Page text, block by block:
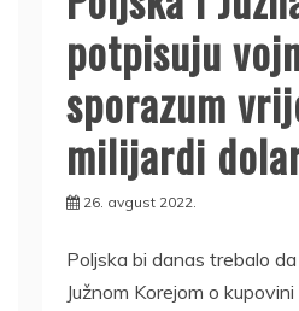
potpisuju
sporazum
milijardi
26. avgust 2022.
Poljska bi danas trebalo
Južnom Korejom o